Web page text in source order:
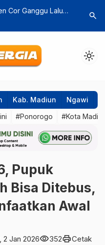
Cor Ganggu Lalu
Loket
IGD
search
light_mode
Kab. Madiun Ngawi
#Ponorogo #Kota
Pupuk
Bisa Ditebus,
Awal
2 Jan 2026visibility352printCetak